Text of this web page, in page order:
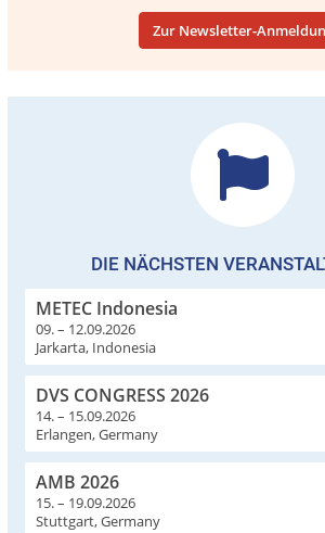
Zur Newsletter-
DIE NÄCHSTEN
METEC Indonesia
09. – 12.09.2026
Jarkarta, Indonesia
DVS CONGRESS 2026
14. – 15.09.2026
Erlangen, Germany
AMB 2026
15. – 19.09.2026
Stuttgart, Germany